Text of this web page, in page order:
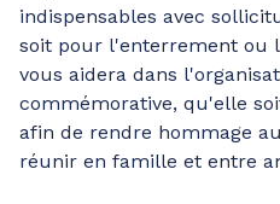
indispensables avec
soit pour l'enterrement ou
vous aidera dans
commémorative, qu'elle
afin de rendre hommage
réunir en famille et entre